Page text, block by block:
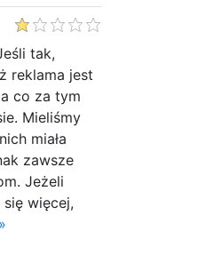
tak,
reklama jest
co za tym
Mieliśmy
miała
zawsze
Jeżeli
więcej,